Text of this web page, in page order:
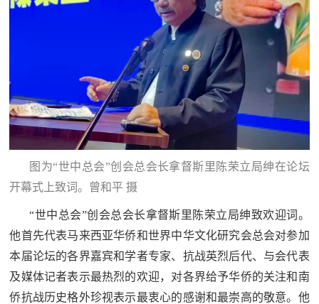
图为“世中总会”创会总会长拿督斯里陈荣立局绅在论坛
开幕式上致词。曾和平 摄
“世中总会”创会总会长拿督斯里陈荣立局绅致欢迎词。
他首先代表马来西亚华侨和世界中华文化研究会总会对参加
本届论坛的各界嘉宾和学者专家、抗战英烈后代、与会代表
及媒体记者表示最热烈的欢迎，对各界给予华侨的关注和南
侨抗战历史格外珍视表示最衷心的感谢和最崇高的敬意。他